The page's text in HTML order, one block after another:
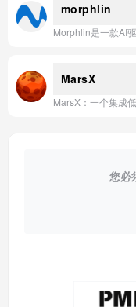
morphlin
MarsX
您必